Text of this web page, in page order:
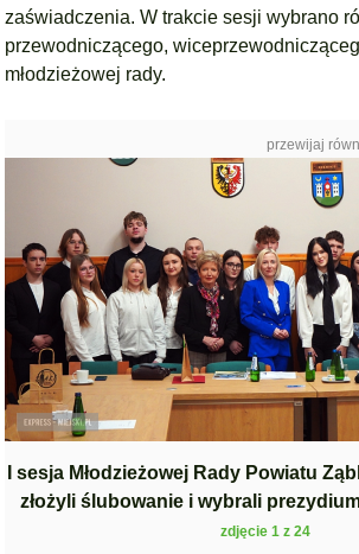
zaświadczenia. W trakcie sesji wybrano
przewodniczącego,
młodzieżowej rady.
przewijaj
I sesja Młodzieżowej Rady Powiatu
złożyli ślubowanie i wybrali
zdjęcie 1 z 24